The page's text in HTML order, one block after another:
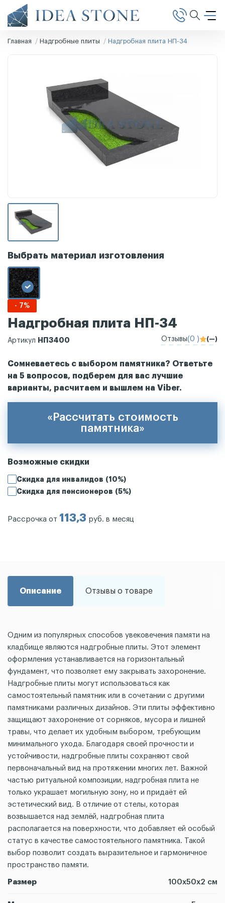
Главная Надгробные плиты Надгробная плита НП-34
Выбрать материал изготовления
- 7%
Надгробная плита НП-34
Артикул НП3400 Отзывы(0 ) (—)
Сомневаетесь с выбором памятника? Ответьте
на 5 вопросов, подберем для вас лучшие
варианты, расчитаем и вышлем на Viber.
«Рассчитать стоимость
памятника»
Возможные скидки
Скидка для инвалидов (10%)
Скидка для пенсионеров (5%)
Рассрочка от 113,3 руб. в месяц
Описание Отзывы о товаре
Одним из популярных способов увековечения памяти на
кладбище являются надгробные плиты. Этот элемент
оформления устанавливается на горизонтальный
фундамент, что позволяет ему закрывать захоронение.
Надгробные плиты могут использоваться как
самостоятельный памятник или в сочетании с другими
памятниками различных дизайнов. Эти плиты эффективно
защищают захоронение от сорняков, мусора и лишней
травы, что делает их удобным выбором, требующим
минимального ухода. Благодаря своей прочности и
устойчивости, надгробные плиты сохраняют свой
первоначальный вид на протяжении многих лет. Важной
частью ритуальной композиции, надгробная плита не
только украшает могильную зону, но и придаёт ей
эстетический вид. В отличие от стелы, которая
возвышается над землёй, надгробная плита
располагается на поверхности, что добавляет ей особый
статус в качестве самостоятельного памятника. Такой
выбор позволит создать выразительное и гармоничное
пространство памяти.
Размер 100х50х2 см